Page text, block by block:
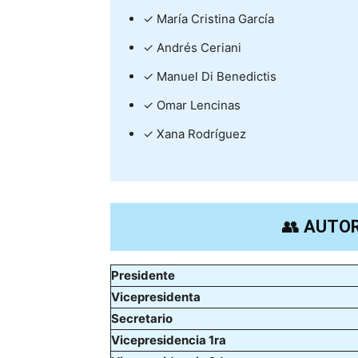
✓ María Cristina García
✓ Andrés Ceriani
✓ Manuel Di Benedictis
✓ Omar Lencinas
✓ Xana Rodríguez
👥
Presidente
Vicepresidenta
Secretario
Vicepresidencia 1ra